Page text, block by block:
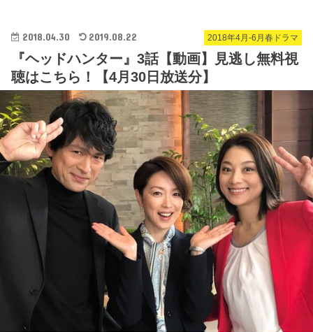
2018年4月-6月春ドラマ
2018.04.30 2019.08.22
『ヘッドハンター』3話【動画】見逃し無料視
聴はこちら！【4月30日放送分】